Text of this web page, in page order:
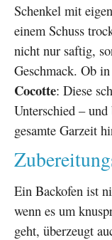
Schenkel mit
einem Schuss
nicht nur saftig,
Geschmack. Ob
Cocotte: Diese
Unterschied –
gesamte Garzeit
Ein Backofen ist
wenn es um
geht, überzeugt